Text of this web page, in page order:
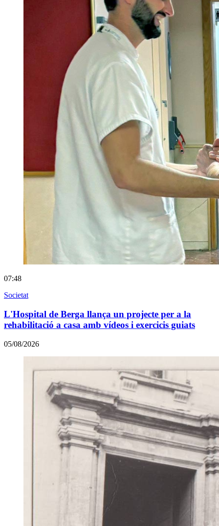
07:48
Societat
L'Hospital de Berga llança un projecte per a la
rehabilitació a casa amb vídeos i exercicis guiats
05/08/2026